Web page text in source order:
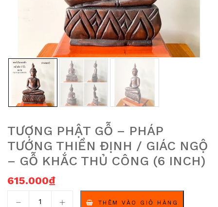
TƯỢNG PHẬT GỖ – PHÁP
TƯỚNG THIỀN ĐỊNH / GIÁC NGỘ
– GỖ KHẮC THỦ CÔNG (6 INCH)
615.000₫
THÊM VÀO GIỎ HÀNG